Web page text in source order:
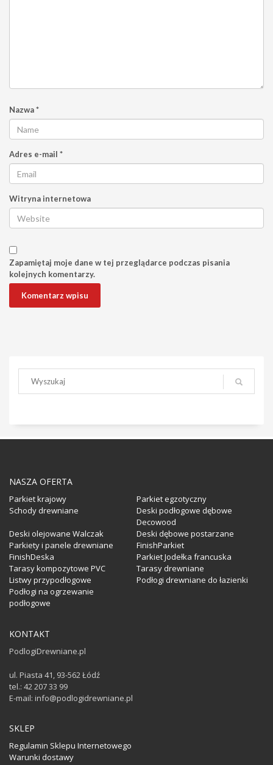
Nazwa*
Adres e-mail *
Witryna internetowa
Zapamiętaj moje dane w tej przeglądarce podczas pisania
kolejnych komentarzy.
NASZA OFERTA
Parkiet krajowy
Parkiet egzotyczny
Schody drewniane
Deski podłogowe dębowe
Decowood
Deski olejowane Walczak
Deski dębowe postarzane
Parkiety i panele drewniane
FinishParkiet
FinishDeska
Parkiet Jodełka francuska
Tarasy kompozytowe PVC
Tarasy drewniane
Listwy przypodłogowe
Podłogi drewniane do łazienki
Podłogi na ogrzewanie
podłogowe
KONTAKT
PodlogiDrewniane.pl
ul. Piasta 41, 93-562 Łódź
tel.: 42 207 33 99
E-mail: info@podlogidrewniane.pl
SKLEP
Regulamin Sklepu Internetowego
Warunki dostawy